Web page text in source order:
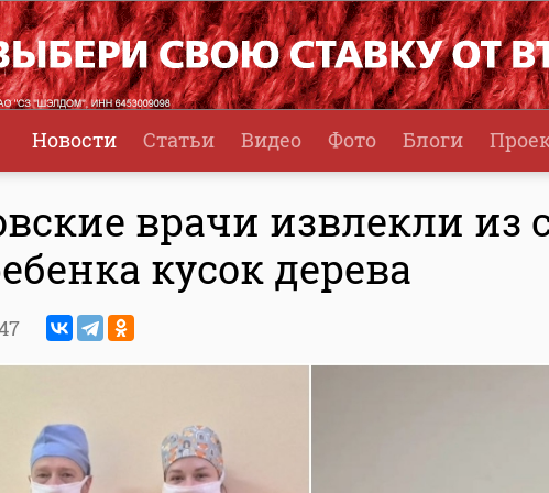
Новости Статьи Видео Фото Блоги
врачи извлекли из
кусок дерева